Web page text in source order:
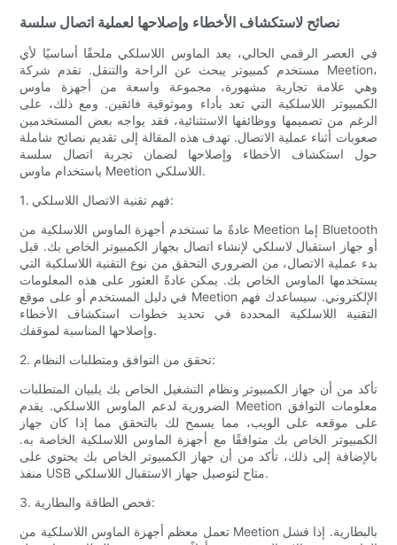
نصائح لاستكشاف الأخطاء وإصلاحها لعملية اتصال سلسة
في العصر الرقمي الحالي، يعد الماوس اللاسلكي ملحقًا أساسيًا لأي
مستخدم كمبيوتر يبحث عن الراحة والتنقل. تقدم شركة Meetion،
وهي علامة تجارية مشهورة، مجموعة واسعة من أجهزة ماوس
الكمبيوتر اللاسلكية التي تعد بأداء وموثوقية فائقين. ومع ذلك، على
الرغم من تصميمها ووظائفها الاستثنائية، فقد يواجه بعض المستخدمين
صعوبات أثناء عملية الاتصال. تهدف هذه المقالة إلى تقديم نصائح شاملة
حول استكشاف الأخطاء وإصلاحها لضمان تجربة اتصال سلسة
باستخدام ماوس Meetion اللاسلكي.
1. فهم تقنية الاتصال اللاسلكي:
عادةً ما تستخدم أجهزة الماوس اللاسلكية من Meetion إما Bluetooth
أو جهاز استقبال لاسلكي لإنشاء اتصال بجهاز الكمبيوتر الخاص بك. قبل
بدء عملية الاتصال، من الضروري التحقق من نوع التقنية اللاسلكية التي
يستخدمها الماوس الخاص بك. يمكن عادةً العثور على هذه المعلومات
في دليل المستخدم أو على موقع Meetion الإلكتروني. سيساعدك فهم
التقنية اللاسلكية المحددة في تحديد خطوات استكشاف الأخطاء
وإصلاحها المناسبة لموقفك.
2. تحقق من التوافق ومتطلبات النظام:
تأكد من أن جهاز الكمبيوتر ونظام التشغيل الخاص بك يلبيان المتطلبات
الضرورية لدعم الماوس اللاسلكي. يقدم Meetion معلومات التوافق
على موقعه على الويب، مما يسمح لك بالتحقق مما إذا كان جهاز
الكمبيوتر الخاص بك متوافقًا مع أجهزة الماوس اللاسلكية الخاصة به.
بالإضافة إلى ذلك، تأكد من أن جهاز الكمبيوتر الخاص بك يحتوي على
منفذ USB متاح لتوصيل جهاز الاستقبال اللاسلكي.
3. فحص الطاقة والبطارية:
تعمل معظم أجهزة الماوس اللاسلكية من Meetion بالبطارية. إذا فشل